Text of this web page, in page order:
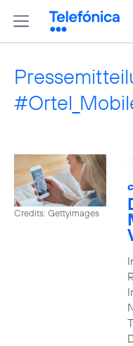
Credits: Gettyimages